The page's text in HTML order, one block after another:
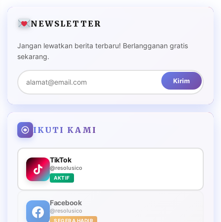
NEWSLETTER
Jangan lewatkan berita terbaru! Berlangganan gratis
sekarang.
Kirim
IKUTI KAMI
TikTok
@resolusico
AKTIF
Facebook
@resolusico
SEGERA HADIR